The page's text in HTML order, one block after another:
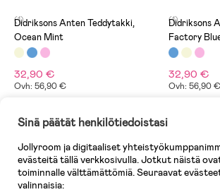
(1)
Didriksons Anten Teddytakki,
Ocean Mint
32,90 €
Ovh: 56,90 €
(1)
Didriksons
Factory
32,90 €
Ovh: 56,90 €
Superhinta
Sinä päätät henkilötiedoistasi
Jollyroom ja digitaaliset
evästeitä tällä verkkosivulla. Jotkut näistä
toiminnalle välttämättömiä. Seuraavat
valinnaisia: